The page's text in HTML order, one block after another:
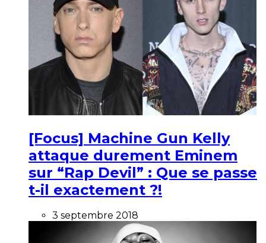
[Focus] Machine Gun Kelly
attaque durement Eminem
sur “Rap Devil” : Que se passe
t-il exactement ?!
3 septembre 2018